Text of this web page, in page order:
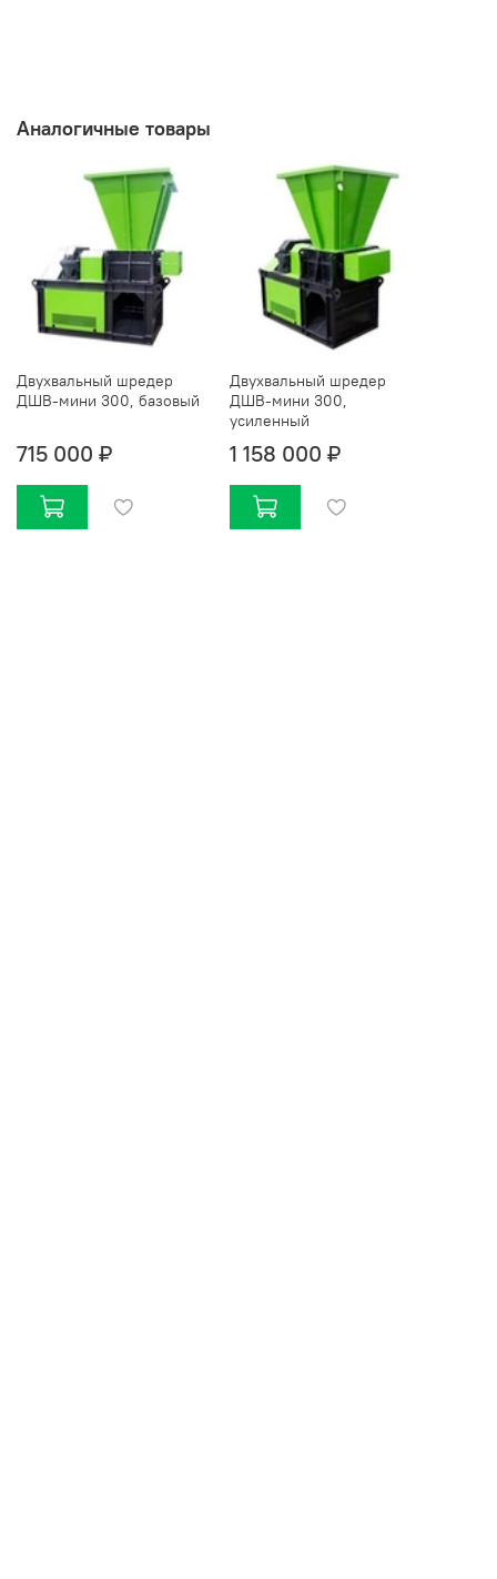
Аналогичные товары
Двухвальный шредер
ДШВ-мини 300, базовый
715 000 ₽
Двухвальный шредер
ДШВ-мини 300,
усиленный
1 158 000 ₽